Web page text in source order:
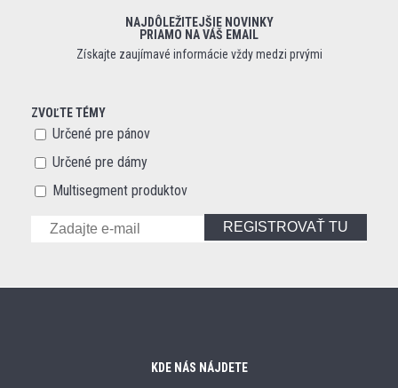
NAJDÔLEŽITEJŠIE NOVINKY
PRIAMO NA VÁŠ EMAIL
Získajte zaujímavé informácie vždy medzi prvými
ZVOĽTE TÉMY
Určené pre pánov
Určené pre dámy
Multisegment produktov
REGISTROVAŤ TU
KDE NÁS NÁJDETE